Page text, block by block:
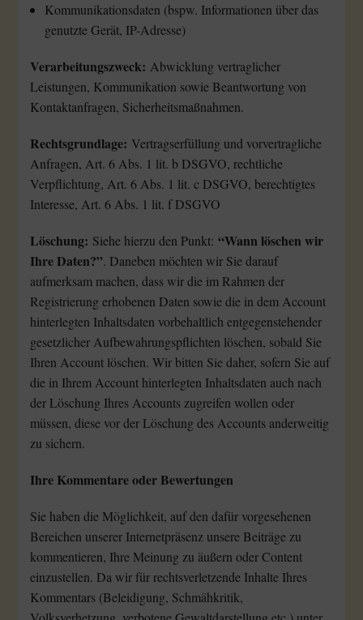
Kommunikationsdaten (bspw. Informationen über das
genutzte Gerät, IP-Adresse)
Verarbeitungszweck: Abwicklung vertraglicher
Leistungen, Kommunikation sowie Beantwortung von
Kontaktanfragen, Sicherheitsmaßnahmen.
Rechtsgrundlage: Vertragserfüllung und vorvertragliche
Anfragen, Art. 6 Abs. 1 lit. b DSGVO, rechtliche
Verpflichtung, Art. 6 Abs. 1 lit. c DSGVO, berechtigtes
Interesse, Art. 6 Abs. 1 lit. f DSGVO
Löschung: Siehe hierzu den Punkt:“Wann löschen wir
Ihre Daten?”. Daneben möchten wir Sie darauf
aufmerksam machen, dass wir die im Rahmen der
Registrierung erhobenen Daten sowie die in dem Account
hinterlegten Inhaltsdaten vorbehaltlich entgegenstehender
gesetzlicher Aufbewahrungspflichten löschen, sobald Sie
Ihren Account löschen. Wir bitten Sie daher, sofern Sie auf
die in Ihrem Account hinterlegten Inhaltsdaten auch nach
der Löschung Ihres Accounts zugreifen wollen oder
müssen, diese vor der Löschung des Accounts anderweitig
zu sichern.
Ihre Kommentare oder Bewertungen
Sie haben die Möglichkeit, auf den dafür vorgesehenen
Bereichen unserer Internetpräsenz unsere Beiträge zu
kommentieren, Ihre Meinung zu äußern oder Content
einzustellen. Da wir für rechtsverletzende Inhalte Ihres
Kommentars (Beleidigung, Schmähkritik,